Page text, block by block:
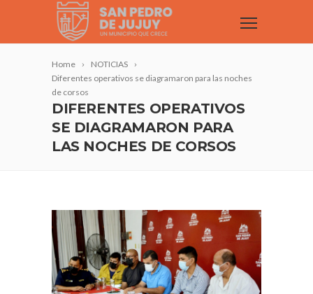
Home
NOTICIAS
Diferentes operativos se diagramaron para las noches
de corsos
DIFERENTES OPERATIVOS
SE DIAGRAMARON PARA
LAS NOCHES DE CORSOS